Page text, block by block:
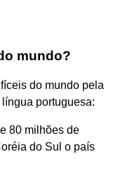
mundo?
do mundo pela
portuguesa:
80 milhões de
do Sul o país